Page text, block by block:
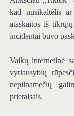
kad nusikaltėlis
ataskaitos iš
incidentai buvo
Vaikų internetinė
vyriausybių
nepilnamečių
prietaisais.